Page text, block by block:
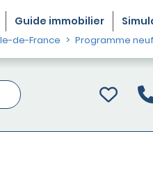
Guide immobilier
de-France Programme